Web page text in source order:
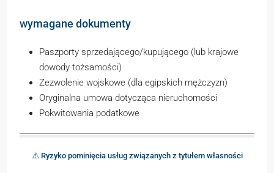
wymagane dokumenty
Paszporty sprzedającego/kupującego (lub krajowe
dowody tożsamości)
Zezwolenie wojskowe (dla egipskich mężczyzn)
Oryginalna umowa dotycząca nieruchomości
Pokwitowania podatkowe
⚠️ Ryzyko pominięcia usług związanych z tytułem własności